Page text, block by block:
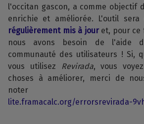
l'occitan gascon, a comme objectif
enrichie et améliorée. L'outil sera
régulièrement mis à jouret, pour ce
nous avons besoin de l'aide
communauté des utilisateurs ! Si,
vous utilisez
Revirada, vous
choses à améliorer, merci de
noter
lite.framacalc.org/errorsrevirada-